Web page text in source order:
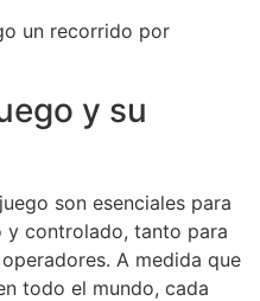
un recorrido por
y su
son esenciales para
y controlado, tanto para
A medida que
todo el mundo, cada